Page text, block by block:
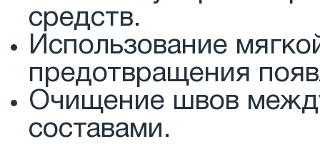
средств.
Использование
предотвращения
Очищение швов
составами.